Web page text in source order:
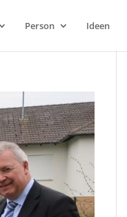
Person Ideen